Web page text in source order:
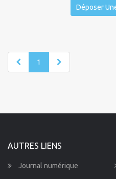
Déposer
1
AUTRES LIENS
Journal numérique